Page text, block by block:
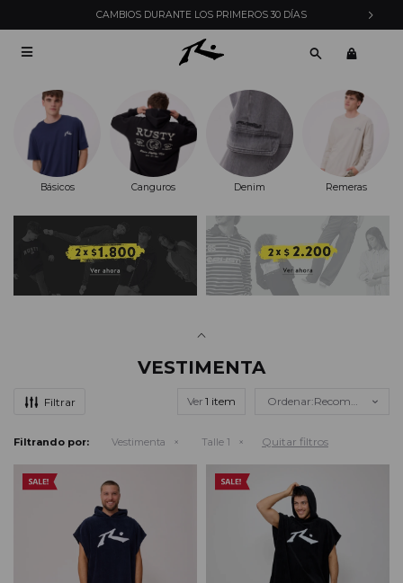
CAMBIOS DURANTE LOS PRIMEROS 30 DÍAS

Básicos Canguros Denim Remeras
VESTIMENTA
Ver Recomendados
Filtrando por: Vestimenta Talle 1 Quitar filtros